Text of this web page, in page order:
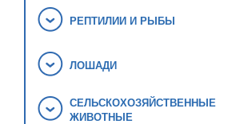
РЕПТИЛИИ И РЫБЫ
ЛОШАДИ
СЕЛЬСКОХОЗЯЙСТВЕННЫЕ
ЖИВОТНЫЕ